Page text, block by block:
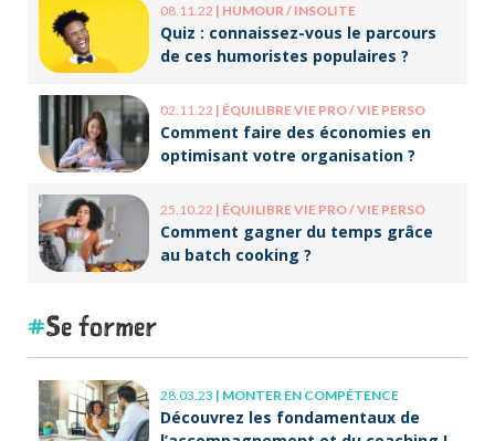
08.11.22 | HUMOUR / INSOLITE
Quiz : connaissez-vous le parcours
de ces humoristes populaires ?
02.11.22 | ÉQUILIBRE VIE PRO / VIE PERSO
Comment faire des économies en
optimisant votre organisation ?
25.10.22 | ÉQUILIBRE VIE PRO / VIE PERSO
Comment gagner du temps grâce
au batch cooking ?
Se former
28.03.23 | MONTER EN COMPÉTENCE
Découvrez les fondamentaux de